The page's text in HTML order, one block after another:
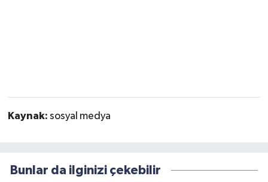
Kaynak: sosyal medya
Bunlar da ilginizi çekebilir